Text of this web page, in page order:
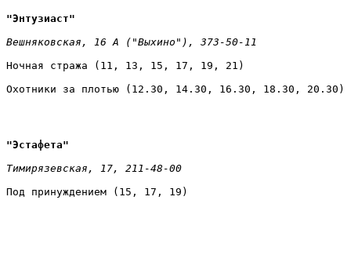
"Энтузиаст"
Вешняковская, 16 А ("Выхино"), 373-50-11
Ночная стража (11, 13, 15, 17, 19, 21)
Охотники за плотью (12.30, 14.30, 16.30, 18.30, 20.30)
"Эстафета"
Тимирязевская, 17, 211-48-00
Под принуждением (15, 17, 19)